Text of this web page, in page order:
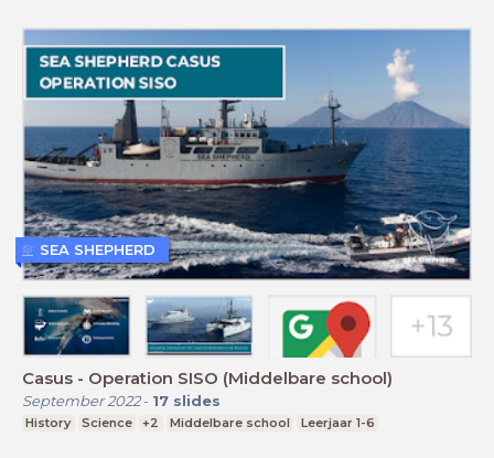
Casus - Operation SISO (Middelbare school)
September 2022- 17 slides
History Science +2 Middelbare school Leerjaar 1-6
SEA SHEPHERD